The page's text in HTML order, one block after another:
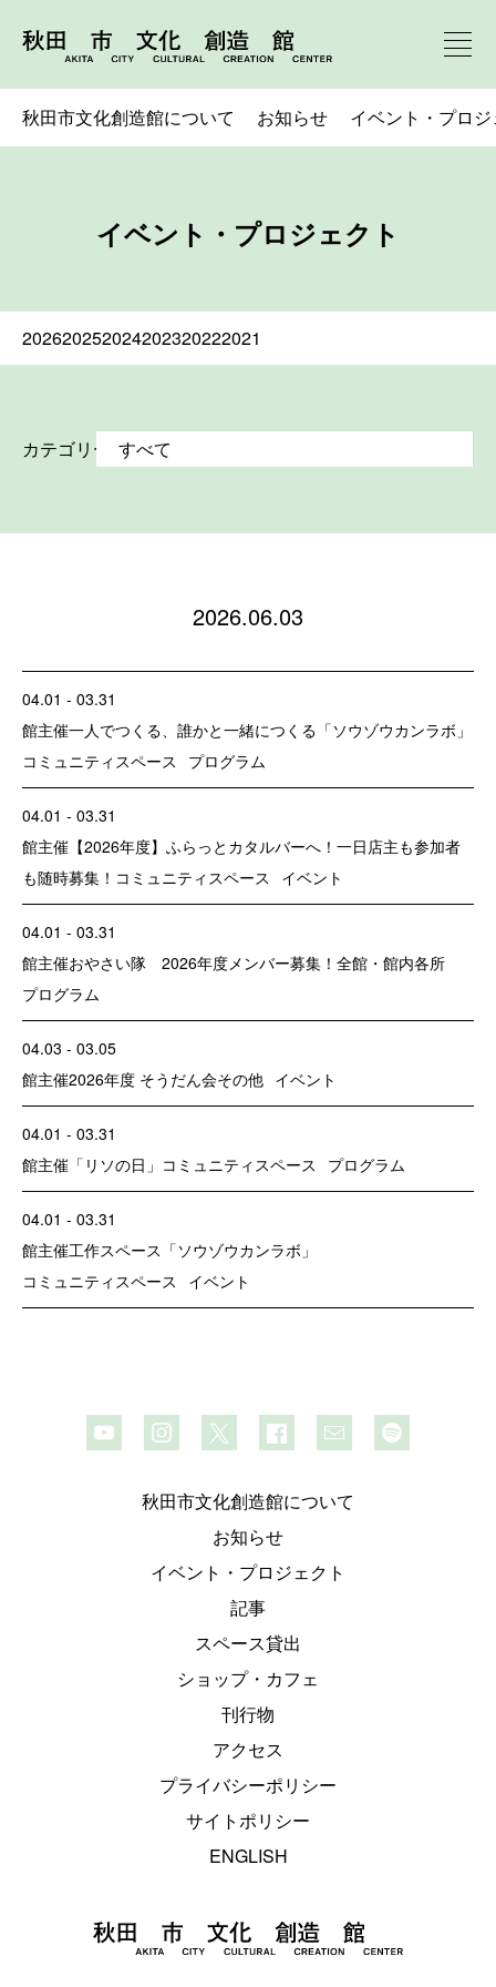
秋田市文化創造館について お知らせ イベント・プロ
イベント・プロジェクト
202620252024202320222021
カテゴリー
2026.06.03
04.01 - 03.31
館主催一人でつくる、誰かと一緒につくる「ソウゾウカンラボ」
コミュニティスペース
プログラム
04.01 - 03.31
館主催 【2026年度】ふらっとカタルバーへ！一日店主も参加者
も随時募集！ コミュニティスペース イベント
04.01 - 03.31
館主催おやさい隊 2026年度メンバー募集！ 全館・館内各所
プログラム
04.03 - 03.05
館主催2026年度 そうだん会その他 イベント
04.01 - 03.31
館主催 「リソの日」 コミュニティスペース プログラム
04.01 - 03.31
館主催工作スペース「ソウゾウカンラボ」
コミュニティスペース
イベント
秋田市文化創造館について
お知らせ
イベント・プロジェクト
記事
スペース貸出
ショップ・カフェ
刊行物
アクセス
プライバシーポリシー
サイトポリシー
ENGLISH